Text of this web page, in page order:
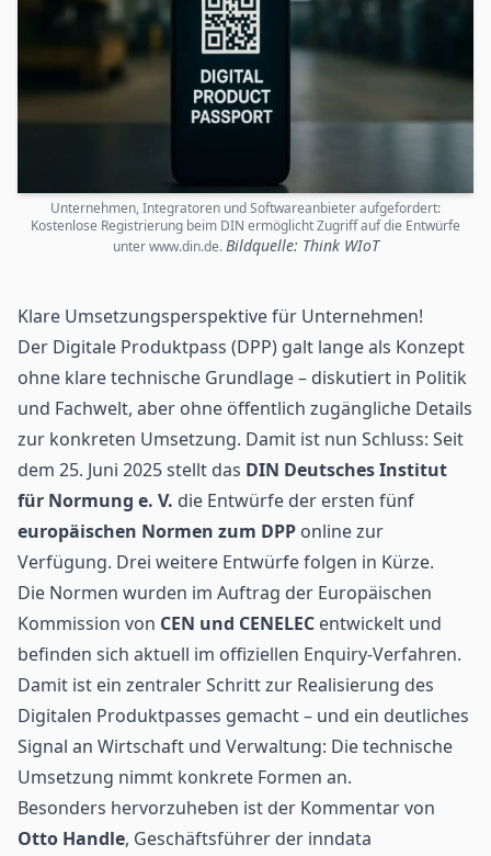
Unternehmen, Integratoren und Softwareanbieter aufgefordert:
Kostenlose Registrierung beim DIN ermöglicht Zugriff auf die Entwürfe
unter www.din.de.Bildquelle: Think WIoT
Klare Umsetzungsperspektive für Unternehmen!
Der Digitale Produktpass (DPP) galt lange als Konzept
ohne klare technische Grundlage – diskutiert in Politik
und Fachwelt, aber ohne öffentlich zugängliche Details
zur konkreten Umsetzung. Damit ist nun Schluss: Seit
dem 25. Juni 2025 stellt das DIN Deutsches Institut
für Normung e. V. die Entwürfe der ersten fünf
europäischen Normen zum DPP online zur
Verfügung. Drei weitere Entwürfe folgen in Kürze.
Die Normen wurden im Auftrag der Europäischen
Kommission von CEN und CENELEC entwickelt und
befinden sich aktuell im offiziellen Enquiry-Verfahren.
Damit ist ein zentraler Schritt zur Realisierung des
Digitalen Produktpasses gemacht – und ein deutliches
Signal an Wirtschaft und Verwaltung: Die technische
Umsetzung nimmt konkrete Formen an.
Besonders hervorzuheben ist der Kommentar von
Otto Handle, Geschäftsführer der inndata